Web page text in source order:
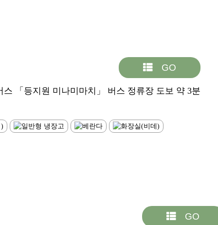
GO
「등지원 미나미마치」 버스 정류장 도보 약 3분
GO